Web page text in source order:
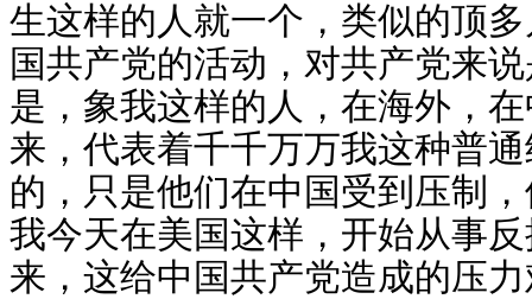
生这样的人就一个，类似的顶
国共产党的活动，对共产党来
是，象我这样的人，在海外，
来，代表着千千万万我这种普
的，只是他们在中国受到压制
我今天在美国这样，开始从事
来，这给中国共产党造成的压